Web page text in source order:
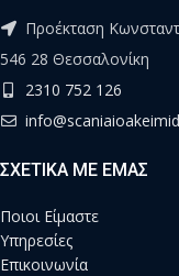
Προέκταση
546 28 Θεσσαλονίκη
2310 752 126
ΣΧΕΤΙΚΑ ΜΕ ΕΜΑΣ
Ποιοι Είμαστε
Υπηρεσίες
Επικοινωνία